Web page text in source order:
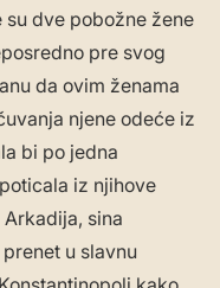
su dve pobožne žene
pre svog
da ovim ženama
njene odeće iz
bi po jedna
iz njihove
sina
u slavnu